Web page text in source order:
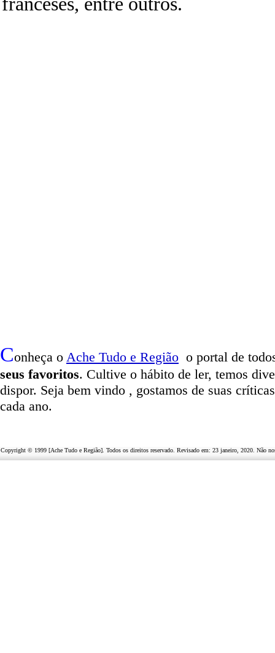
Conheça o Ache Tudo e Região o portal de
seus favoritos. Cultive o hábito de ler, temos
dispor. Seja bem vindo , gostamos de suas
cada ano.
Copyright © 1999 [Ache Tudo e Região]. Todos os direitos reservado. Revisado em: 23 janeiro, 2020 . Não